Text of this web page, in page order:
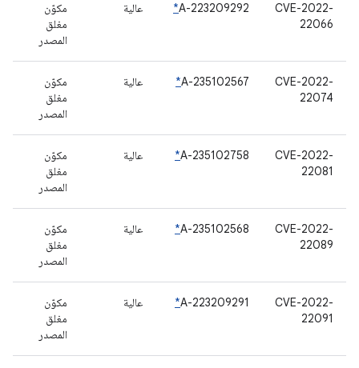
CVE-2022-
22066
A-223209292
* عالية
مكوّن
مغلق
المصدر
CVE-2022-
22074
A-235102567
* عالية
مكوّن
مغلق
المصدر
CVE-2022-
22081
A-235102758
* عالية
مكوّن
مغلق
المصدر
CVE-2022-
22089
A-235102568
* عالية
مكوّن
مغلق
المصدر
CVE-2022-
22091
A-223209291
* عالية
مكوّن
مغلق
المصدر